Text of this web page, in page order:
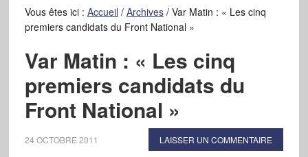
Vous êtes ici : Accueil / Archives /Var Matin : « Les cinq
premiers candidats du Front National »
Var Matin : « Les cinq
premiers candidats du
Front National »
24 OCTOBRE 2011 LAISSER UN COMMENTAIRE